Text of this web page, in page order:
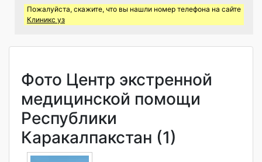
Пожалуйста, скажите, что вы нашли номер телефона на сайте
Клиникс уз
Фото Центр экстренной
медицинской помощи
Республики
Каракалпакстан (1)